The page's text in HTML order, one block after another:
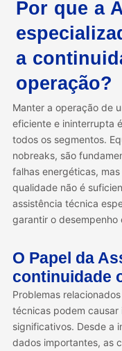
Por que a
a
operação?
Manter a operação de
eficiente e ininterrupta
todos os segmentos.
nobreaks, são
falhas energéticas,
qualidade não é
assistência técnica
garantir o desempenho
O Papel da
continuidade
Problemas
técnicas podem causar
significativos. Desde a
dados importantes, as